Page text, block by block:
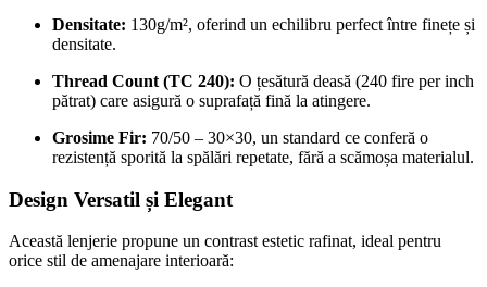
Densitate: 130g/m², oferind un echilibru perfect între finețe și
densitate.
Thread Count (TC 240): O țesătură deasă (240 fire per inch
pătrat) care asigură o suprafață fină la atingere.
Grosime Fir: 70/50 – 30×30, un standard ce conferă o
rezistență sporită la spălări repetate, fără a scămoșa materialul.
Design Versatil și Elegant
Această lenjerie propune un contrast estetic rafinat, ideal pentru
orice stil de amenajare interioară: